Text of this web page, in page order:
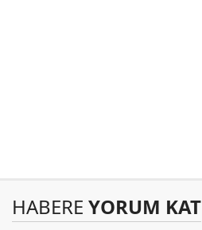
HABERE YORUM KAT